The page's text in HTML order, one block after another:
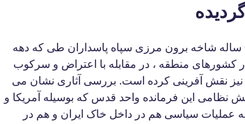
قاسم سلیمانی فرمانده 63 ساله شاخه برون مرزی سپاه پاسداران طی که دهه
کشورهای منطقه ، در مقابله با اعتراض و سرکوب
نیز نقش آفرینی کرده است. بررسی آثاری نشان می
این فرمانده واحد قدس که بوسیله آمریکا و
عملیات سیاسی هم در داخل خاک ایران و هم در